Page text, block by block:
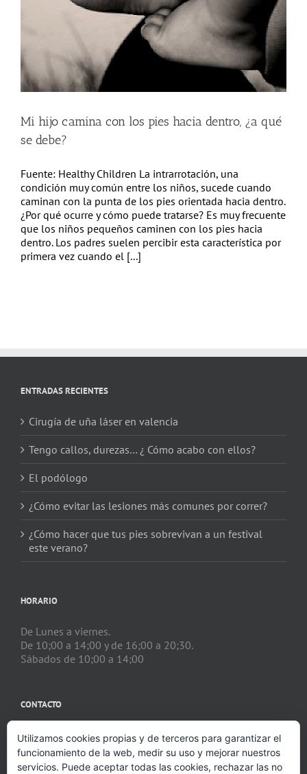
Mi hijo camina con los pies hacia dentro, ¿a qué
se debe?
Fuente: Healthy Children La intrarrotación, una
condición muy común entre los niños, sucede cuando
caminan con la punta de los pies orientada hacia dentro.
¿Por qué ocurre y cómo puede tratarse? Es muy frecuente
que los niños pequeños caminen con los pies hacia
dentro. Los padres suelen percibir esta característica por
primera vez cuando el [...]
ENTRADAS RECIENTES
Cirugía de uña láser en valencia
Tengo callos, durezas… ¿ Cómo acabo con ellos?
El podólogo
¿Cómo evitar las lesiones más comunes por correr?
¿Cómo hacer que tus pies sobrevivan a un festival
este verano?
HORARIO
De Lunes a viernes.
De 10;00 a 14;00 y de 16;00 a 20;30.
Sábados de 10;00 a 14;00
CONTACTO
Avenida de la Constitución, 53 - Valencia
Phone:961936805
Mobile: 644369267
Utilizamos cookies propias y de terceros para garantizar el
funcionamiento de la web, medir su uso y mejorar nuestros
servicios. Puede aceptar todas las cookies, rechazar las no